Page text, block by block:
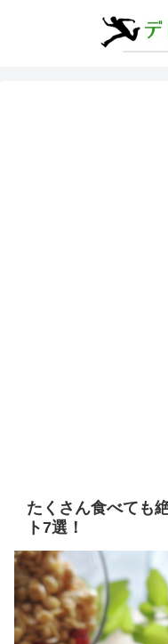
たくさん食べても
ト7選！